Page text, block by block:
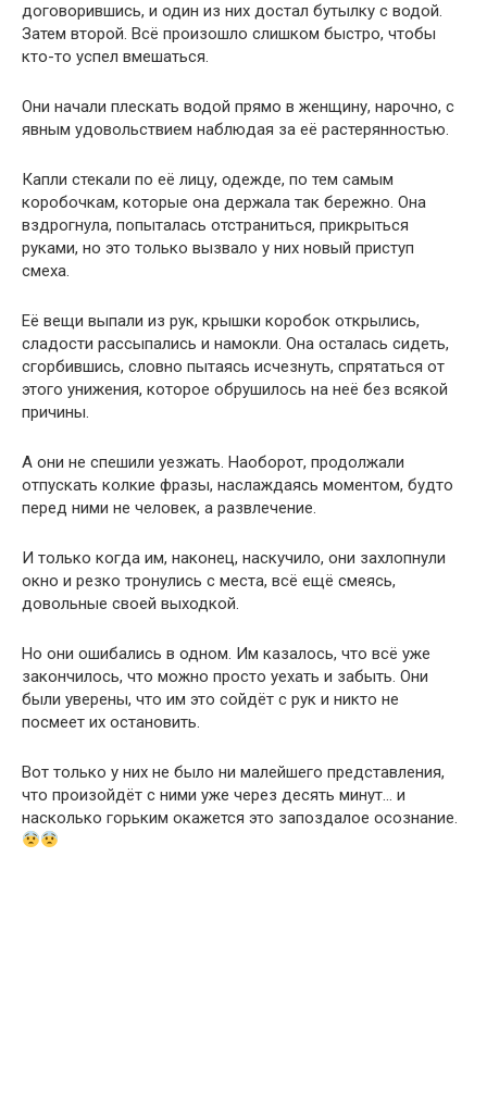
договорившись, и один из них достал бутылку с водой.
Затем второй. Всё произошло слишком быстро, чтобы
кто-то успел вмешаться.
Они начали плескать водой прямо в женщину, нарочно, с
явным удовольствием наблюдая за её растерянностью.
Капли стекали по её лицу, одежде, по тем самым
коробочкам, которые она держала так бережно. Она
вздрогнула, попыталась отстраниться, прикрыться
руками, но это только вызвало у них новый приступ
смеха.
Её вещи выпали из рук, крышки коробок открылись,
сладости рассыпались и намокли. Она осталась сидеть,
сгорбившись, словно пытаясь исчезнуть, спрятаться от
этого унижения, которое обрушилось на неё без всякой
причины.
А они не спешили уезжать. Наоборот, продолжали
отпускать колкие фразы, наслаждаясь моментом, будто
перед ними не человек, а развлечение.
И только когда им, наконец, наскучило, они захлопнули
окно и резко тронулись с места, всё ещё смеясь,
довольные своей выходкой.
Но они ошибались в одном. Им казалось, что всё уже
закончилось, что можно просто уехать и забыть. Они
были уверены, что им это сойдёт с рук и никто не
посмеет их остановить.
Вот только у них не было ни малейшего представления,
что произойдёт с ними уже через десять минут… и
насколько горьким окажется это запоздалое осознание.